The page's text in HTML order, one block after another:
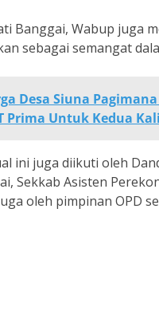
Banggai, Wabup juga
sebagai semangat
Desa Siuna
Prima Untuk Kedua
ini juga diikuti oleh
Sekkab Asisten
oleh pimpinan OPD